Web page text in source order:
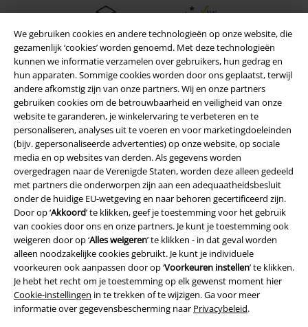
We gebruiken cookies en andere technologieën op onze website, die
gezamenlijk ‘cookies’ worden genoemd. Met deze technologieën
kunnen we informatie verzamelen over gebruikers, hun gedrag en
hun apparaten. Sommige cookies worden door ons geplaatst, terwijl
andere afkomstig zijn van onze partners. Wij en onze partners
gebruiken cookies om de betrouwbaarheid en veiligheid van onze
website te garanderen, je winkelervaring te verbeteren en te
personaliseren, analyses uit te voeren en voor marketingdoeleinden
(bijv. gepersonaliseerde advertenties) op onze website, op sociale
media en op websites van derden. Als gegevens worden
overgedragen naar de Verenigde Staten, worden deze alleen gedeeld
met partners die onderworpen zijn aan een adequaatheidsbesluit
onder de huidige EU-wetgeving en naar behoren gecertificeerd zijn.
Door op ‘Akkoord’ te klikken, geef je toestemming voor het gebruik
van cookies door ons en onze partners. Je kunt je toestemming ook
weigeren door op ‘Alles weigeren’ te klikken - in dat geval worden
alleen noodzakelijke cookies gebruikt. Je kunt je individuele
voorkeuren ook aanpassen door op ‘Voorkeuren instellen’ te klikken.
Je hebt het recht om je toestemming op elk gewenst moment hier
Cookie-instellingen in te trekken of te wijzigen. Ga voor meer
informatie over gegevensbescherming naar Privacybeleid.
Legal
Algemene Voorwaarden
Bedrijfsgegevens
Privacyverklaring
Verklaring van conformiteit